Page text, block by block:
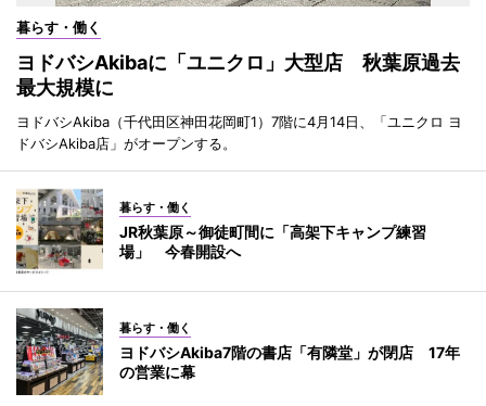
暮らす・働く
ヨドバシAkibaに「ユニクロ」大型店 秋葉原過去
最大規模に
ヨドバシAkiba（千代田区神田花岡町1）7階に4月14日、「ユニクロ ヨ
ドバシAkiba店」がオープンする。
暮らす・働く
JR秋葉原～御徒町間に「高架下キャンプ練習
場」 今春開設へ
暮らす・働く
ヨドバシAkiba7階の書店「有隣堂」が閉店 17年
の営業に幕